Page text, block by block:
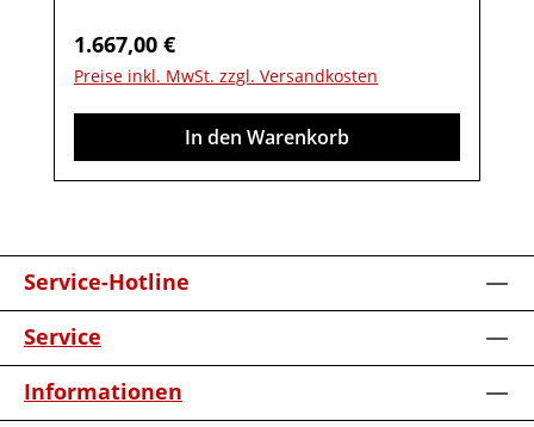
vormontiert (Restmontage kann
erforderlich sein).Farben können auf
verschiedenen Bildschirmen abweichen.
Deko oder andere Beimöbel sind nicht
enthalten. Abbildung kann abweichen.
Regulärer Preis:
1.667,00 €
Preise inkl. MwSt. zzgl. Versandkosten
In den Warenkorb
Service-Hotline
Service
Informationen